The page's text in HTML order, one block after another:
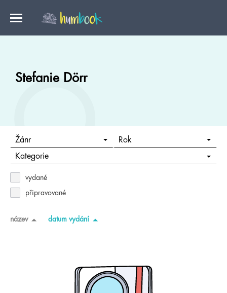
Stefanie Dörr
Žánr Rok
Kategorie
vydané
připravované
název datum vydání